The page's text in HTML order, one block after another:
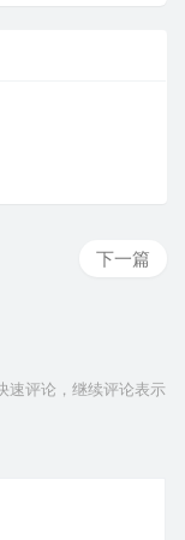
下一篇
速评论，继续评论表示